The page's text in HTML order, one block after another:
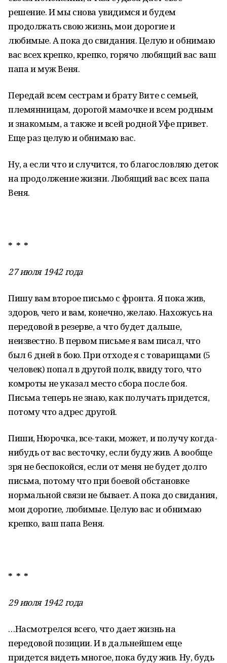
решение. И мы снова увидимся и будем
продолжать свою жизнь, мои дорогие и
любимые. А пока до свидания. Целую и обнимаю
вас всех крепко, крепко, горячо любящий вас ваш
папа и муж Веня.
Передай всем сестрам и брату Вите с семьей,
племянницам, дорогой мамочке и всем родным
и знакомым, а также и всей родной Уфе привет.
Еще раз целую и обнимаю вас.
Ну, а если что и случится, то благословляю деток
на продолжение жизни. Любящий вас всех папа
Веня.
* * *
27 июля 1942 года
Пишу вам второе письмо с фронта. Я пока жив,
здоров, чего и вам, конечно, желаю. Нахожусь на
передовой в резерве, а что будет дальше,
неизвестно. В первом письме я вам писал, что
был 6 дней в бою. При отходе я с товарищами (5
человек) попал в другой полк, ввиду того, что
комроты не указал место сбора после боя.
Письма теперь не знаю, как получать придется,
потому что адрес другой.
Пиши, Нюрочка, все-таки, может, и получу когда-
нибудь от вас весточку, если буду жив. А вообще
зря не беспокойся, если от меня не будет долго
письма, потому что при боевой обстановке
нормальной связи не бывает. А пока до свидания,
мои дорогие, любимые. Целую вас и обнимаю
крепко, ваш папа Веня.
* * *
29 июля 1942 года
…Насмотрелся всего, что дает жизнь на
передовой позиции. И в дальнейшем еще
придется видеть многое, пока буду жив. Ну, будь